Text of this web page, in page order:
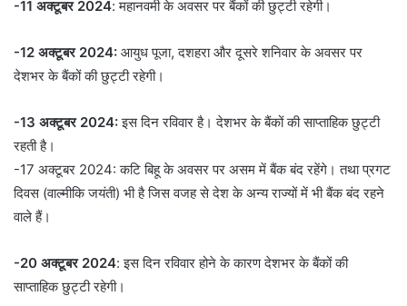
-11 अक्टूबर 2024: महानवमी के अवसर पर बैंकों की छुट्टी रहेगी।
-12 अक्टूबर 2024: आयुध पूजा, दशहरा और दूसरे शनिवार के अवसर पर
देशभर के बैंकों की छुट्टी रहेगी।
-13 अक्टूबर 2024:इस दिन रविवार है। देशभर के बैंकों की साप्ताहिक छुट्टी
रहती है।
-17 अक्टूबर 2024: कटि बिहू के अवसर पर असम में बैंक बंद रहेंगे। तथा प्रगट
दिवस (वाल्मीकि जयंती) भी है जिस वजह से देश के अन्य राज्यों में भी बैंक बंद रहने
वाले हैं।
-20 अक्टूबर 2024: इस दिन रविवार होने के कारण देशभर के बैंकों की
साप्ताहिक छुट्टी रहेगी।